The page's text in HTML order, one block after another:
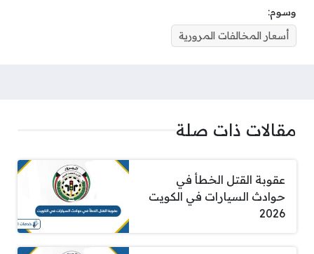
وسوم:
أسعار المخالفات المرورية
مقالات ذات صلة
عقوبة القتل الخطأ في
حوادث السيارات في الكويت
2026